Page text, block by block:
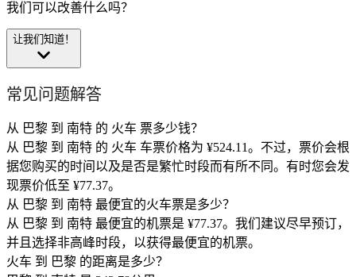
我们可以改善什么吗？
让我们知道！
常见问题解答
从 巴黎 到 南特 的 火车 票多少钱？
从 巴黎 到 南特 的 火车 车票价格为 ¥524.11。不过，票价会根
据您购买的时间以及是否是繁忙时段而有所不同。有时您会发
现票价低至 ¥77.37。
从 巴黎 到 南特 最便宜的火车票是多少？
从 巴黎 到 南特 最便宜的机票是 ¥77.37。我们建议尽早预订，
并且选择非高峰时段，以获得最便宜的机票。
火车 到 巴黎 的距离是多少？